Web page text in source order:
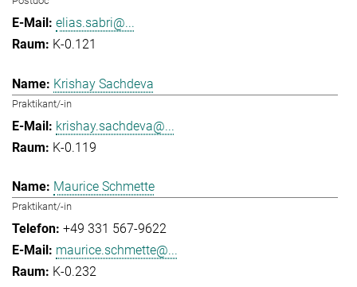
elias.sabri@...
K-0.121
Krishay Sachdeva
Praktikant/-in
krishay.sachdeva@...
K-0.119
Maurice Schmette
Praktikant/-in
+49 331 567-9622
maurice.schmette@...
K-0.232